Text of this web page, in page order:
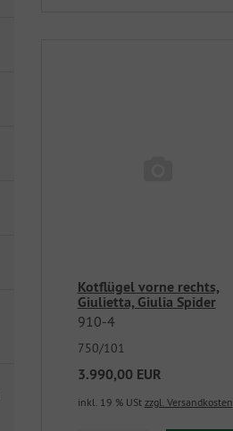
Kotflügel vorne rechts,
Giulietta, Giulia Spider
910-4
750/101
3.990,00 EUR
inkl. 19 % USt zzgl. Versandkosten